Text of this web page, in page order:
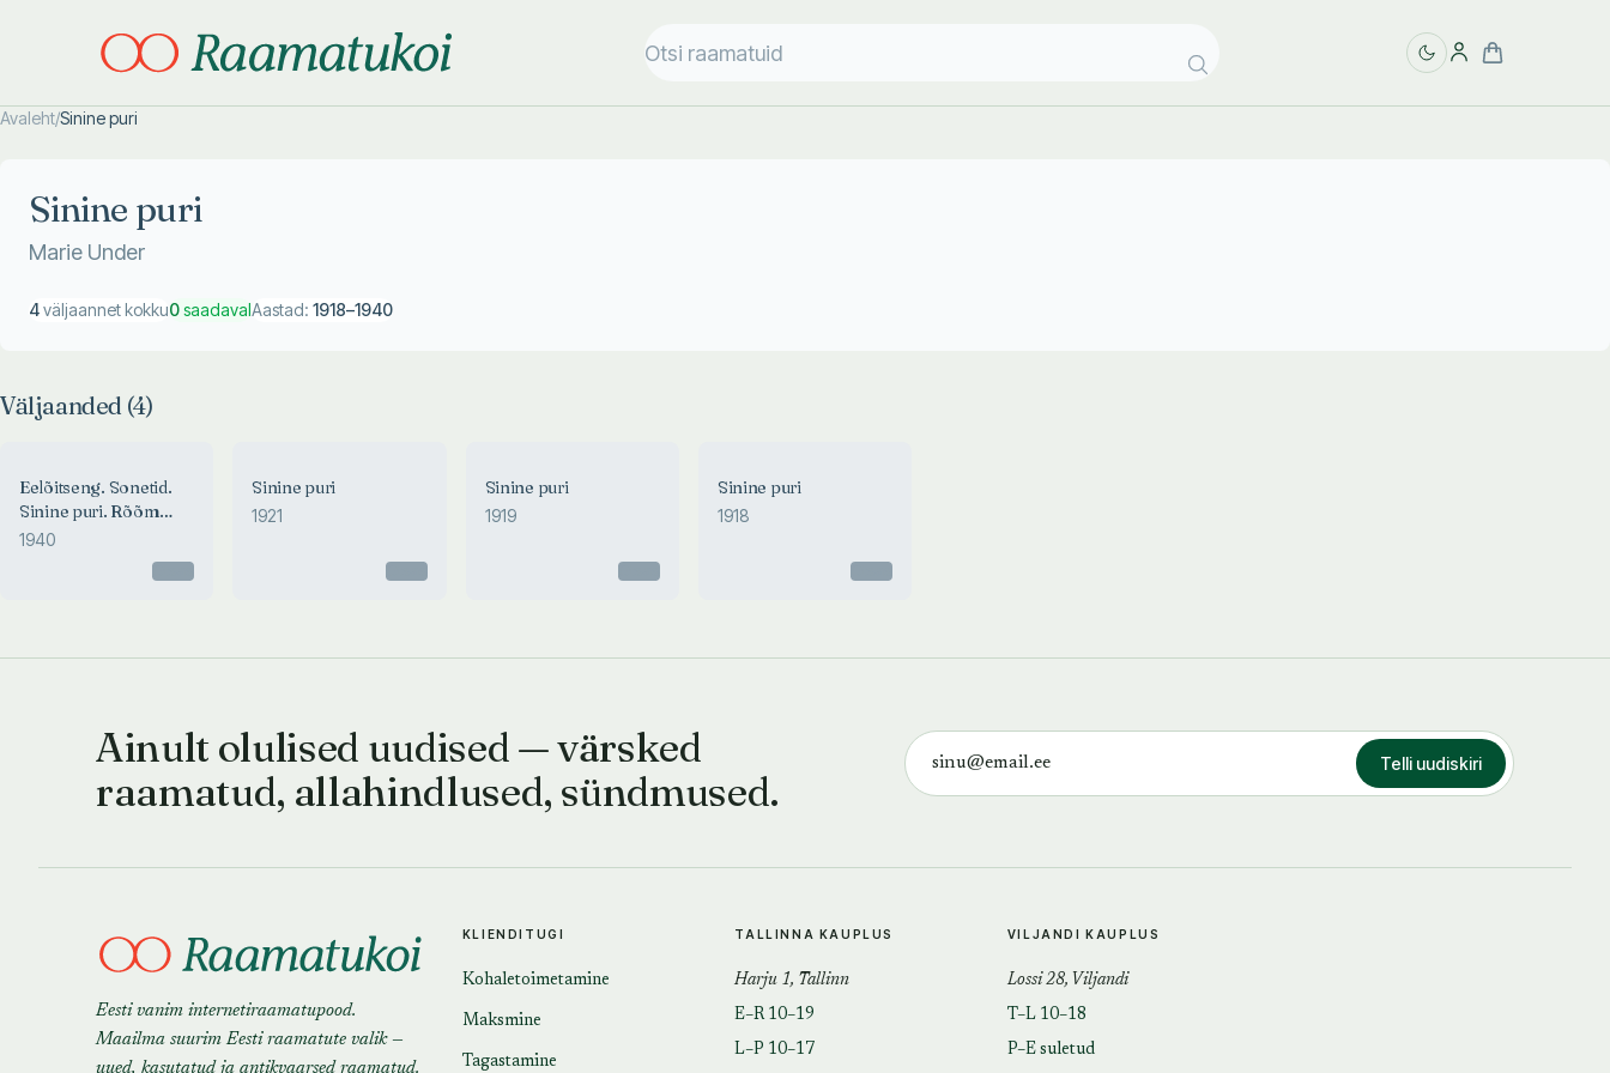
Avaleht/Sinine puri
Sinine puri
Marie Under
4väljaannet kokku0saadavalAastad: 1918–1940
Väljaanded (4)
Eelõitseng. Sonetid.
Sinine puri. Rõõm
ühest ilusast päevast
1940
Sinine puri
1921
Sinine puri
1919
Sinine puri
1918
Ainult olulised uudised — värsked
raamatud, allahindlused, sündmused.
Telli uudiskiri
Eesti vanim internetiraamatupood.
Maailma suurim Eesti raamatute valik —
uued, kasutatud ja antikvaarsed raamatud.
KLIENDITUGI
Kohaletoimetamine
Maksmine
Tagastamine
TALLINNA KAUPLUS
Harju 1, Tallinn
E–R 10–19
L–P 10–17
VILJANDI KAUPLUS
Lossi 28, Viljandi
T–L 10–18
P–E suletud